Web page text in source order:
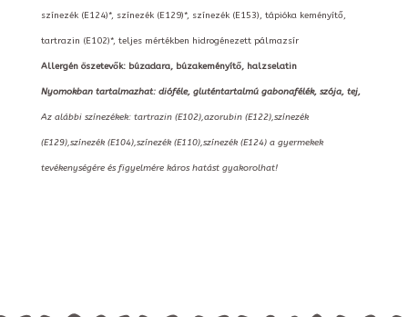
színezék (E124)*, színezék (E129)*, színezék (E153), tápióka keményítő,
tartrazin (E102)*, teljes mértékben hidrogénezett pálmazsír
Allergén öszetevők: búzadara, búzakeményítő, halzselatin
Nyomokban tartalmazhat: dióféle, gluténtartalmú gabonafélék, szója, tej,
Az alábbi színezékek: tartrazin (E102),azorubin (E122),színezék
(E129),színezék (E104),színezék (E110),színezék (E124) a gyermekek
tevékenységére és figyelmére káros hatást gyakorolhat!